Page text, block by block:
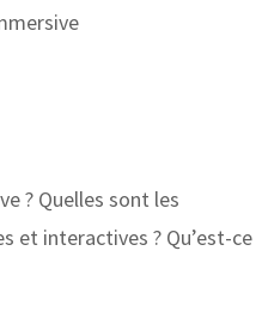
? Quelles sont les
et interactives ? Qu’est-ce